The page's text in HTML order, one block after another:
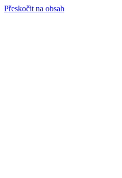
Přeskočit na obsah